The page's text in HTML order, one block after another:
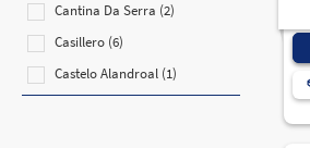
Cantina Da Serra (2)
Casillero (6)
Castelo Alandroal (1)